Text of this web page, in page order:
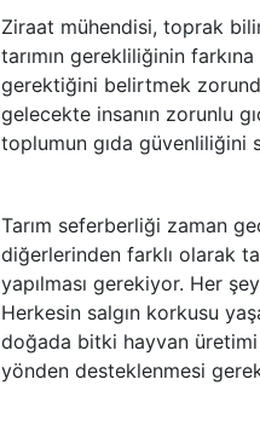
Ziraat mühendisi, toprak
tarımın gerekliliğinin
gerektiğini belirtmek
gelecekte insanın zorunlu
toplumun gıda güvenliliğini
Tarım seferberliği zaman
diğerlerinden farklı olarak
yapılması gerekiyor. Her
Herkesin salgın korkusu
doğada bitki hayvan
yönden desteklenmesi